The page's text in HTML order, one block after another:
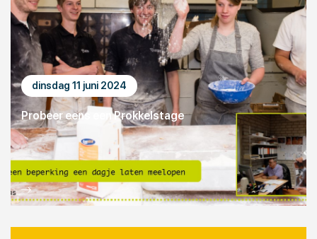
dinsdag 11 juni 2024
Probeer eens een Prokkelstage